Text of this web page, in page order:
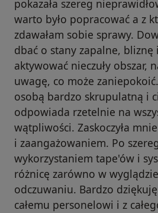
pokazała szereg
warto było popracować a z
zdawałam sobie sprawy.
dbać o stany zapalne,
aktywować nieczuły obszar,
uwagę, co może
osobą bardzo skrupulatną i
odpowiada rzetelnie na
wątpliwości. Zaskoczyła
i zaangażowaniem. Po
wykorzystaniem tape'ów i
różnicę zarówno w
odczuwaniu. Bardzo
całemu personelowi i z